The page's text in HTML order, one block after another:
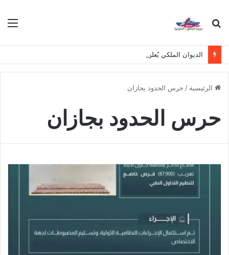
بحث
الرئيسية / حرس الحدود بجازان
حرس الحدود بجازان